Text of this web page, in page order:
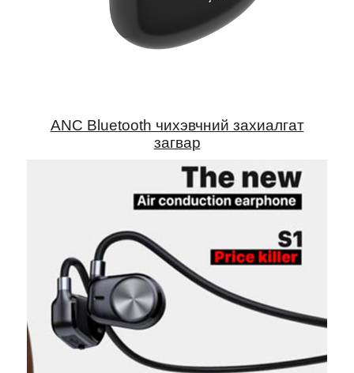
ANC Bluetooth чихэвчний захиалгат
загвар